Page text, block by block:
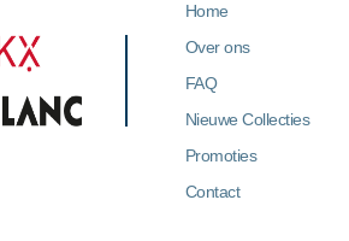
Home
Over ons
FAQ
Nieuwe Collecties
Promoties
Contact